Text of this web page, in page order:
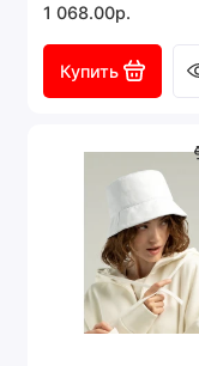
1 068.00р.
Купить